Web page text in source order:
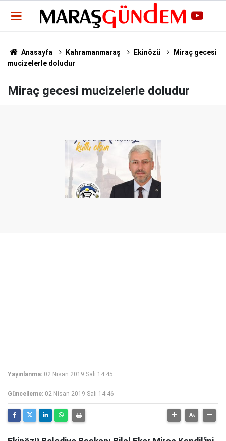
Anasayfa Kahramanmaraş Ekinözü
Miraç gecesi
mucizelerle doludur
Miraç gecesi mucizelerle doludur
Yayınlanma: 02 Nisan 2019 Salı 14:45
Güncelleme: 02 Nisan 2019 Salı 14:46